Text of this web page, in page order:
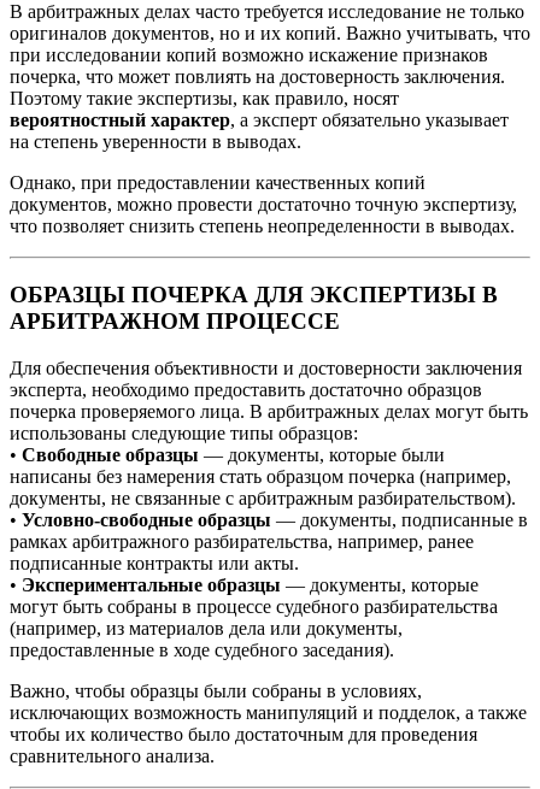
В арбитражных делах часто требуется исследование не только
оригиналов документов, но и их копий. Важно учитывать, что
при исследовании копий возможно искажение признаков
почерка, что может повлиять на достоверность заключения.
Поэтому такие экспертизы, как правило, носят
вероятностный характер, а эксперт обязательно указывает
на степень уверенности в выводах.
Однако, при предоставлении качественных копий
документов, можно провести достаточно точную экспертизу,
что позволяет снизить степень неопределенности в выводах.
ОБРАЗЦЫ ПОЧЕРКА ДЛЯ ЭКСПЕРТИЗЫ В
АРБИТРАЖНОМ ПРОЦЕССЕ
Для обеспечения объективности и достоверности заключения
эксперта, необходимо предоставить достаточно образцов
почерка проверяемого лица. В арбитражных делах могут быть
использованы следующие типы образцов:
• Свободные образцы — документы, которые были
написаны без намерения стать образцом почерка (например,
документы, не связанные с арбитражным разбирательством).
• Условно-свободные образцы — документы, подписанные в
рамках арбитражного разбирательства, например, ранее
подписанные контракты или акты.
• Экспериментальные образцы — документы, которые
могут быть собраны в процессе судебного разбирательства
(например, из материалов дела или документы,
предоставленные в ходе судебного заседания).
Важно, чтобы образцы были собраны в условиях,
исключающих возможность манипуляций и подделок, а также
чтобы их количество было достаточным для проведения
сравнительного анализа.